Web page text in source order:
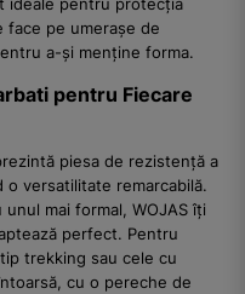
ideale pentru protecția
face pe umerașe de
a-și menține forma.
pentru Fiecare
piesa de rezistență a
versatilitate remarcabilă.
mai formal, WOJAS îți
perfect. Pentru
trekking sau cele cu
cu o pereche de